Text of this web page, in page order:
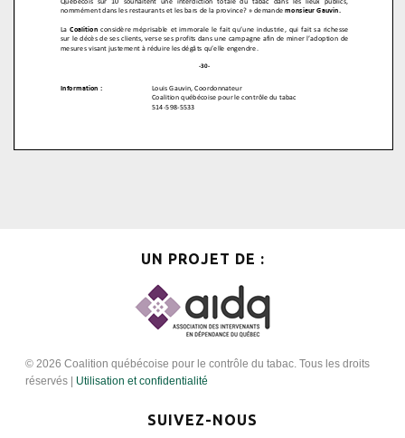
UN PROJET DE :
© 2026 Coalition québécoise pour le contrôle du tabac. Tous les droits
réservés | Utilisation et confidentialité
SUIVEZ-NOUS